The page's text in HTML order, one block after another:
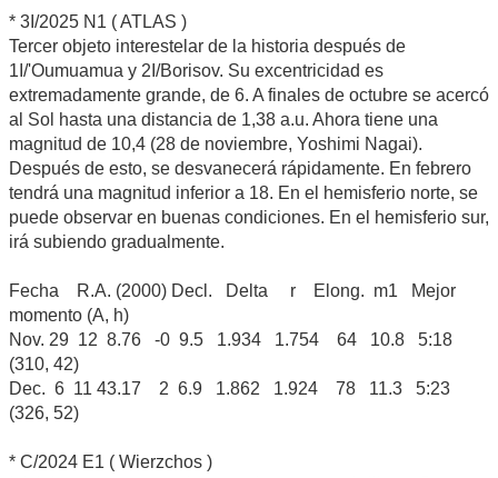
* 3I/2025 N1 ( ATLAS )
Tercer objeto interestelar de la historia después de
1I/'Oumuamua y 2I/Borisov. Su excentricidad es
extremadamente grande, de 6. A finales de octubre se acercó
al Sol hasta una distancia de 1,38 a.u. Ahora tiene una
magnitud de 10,4 (28 de noviembre, Yoshimi Nagai).
Después de esto, se desvanecerá rápidamente. En febrero
tendrá una magnitud inferior a 18. En el hemisferio norte, se
puede observar en buenas condiciones. En el hemisferio sur,
irá subiendo gradualmente.
Fecha R.A. (2000) Decl. Delta r Elong. m1 Mejor
momento (A, h)
Nov. 29 12 8.76 -0 9.5 1.934 1.754 64 10.8 5:18
(310, 42)
Dec. 6 11 43.17 2 6.9 1.862 1.924 78 11.3 5:23
(326, 52)
* C/2024 E1 ( Wierzchos )